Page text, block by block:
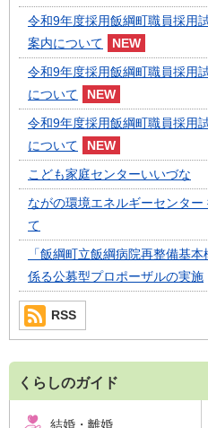
令和9年度採用飯綱町職員採用
案内について
令和9年度採用飯綱町職員採用
について
令和9年度採用飯綱町職員採用
について
こども家庭センターいいづな
ながの環境エネルギーセンタ
て
「飯綱町立飯綱病院再整備基
係る公募型プロポーザルの実施
RSS
くらしのガイド
結婚・離婚